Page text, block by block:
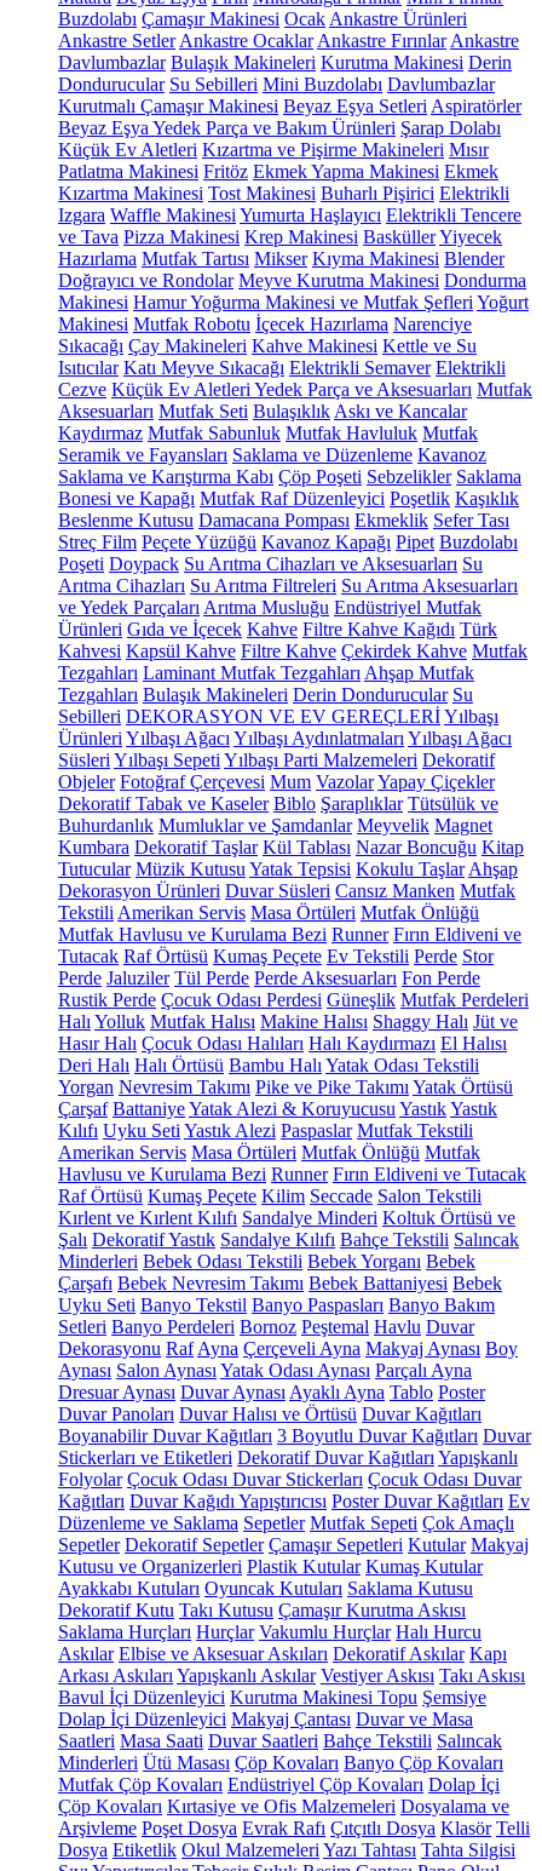
Buzdolabı Çamaşır Makinesi Ocak Ankastre Ürünleri
Ankastre Setler Ankastre Ocaklar Ankastre Fırınlar Ankastre
Davlumbazlar Bulaşık Makineleri Kurutma Makinesi Derin
Dondurucular Su Sebilleri Mini Buzdolabı Davlumbazlar
Kurutmalı Çamaşır Makinesi Beyaz Eşya Setleri Aspiratörler
Beyaz Eşya Yedek Parça ve Bakım Ürünleri Şarap Dolabı
Küçük Ev Aletleri Kızartma ve Pişirme Makineleri Mısır
Patlatma Makinesi Fritöz Ekmek Yapma Makinesi Ekmek
Kızartma Makinesi Tost Makinesi Buharlı Pişirici Elektrikli
Izgara Waffle Makinesi Yumurta Haşlayıcı Elektrikli Tencere
ve Tava Pizza Makinesi Krep Makinesi BasküllerYiyecek
Hazırlama Mutfak Tartısı Mikser Kıyma Makinesi Blender
Doğrayıcı ve Rondolar Meyve Kurutma Makinesi Dondurma
Makinesi Hamur Yoğurma Makinesi ve Mutfak Şefleri Yoğurt
Makinesi Mutfak Robotu İçecek Hazırlama Narenciye
Sıkacağı Çay Makineleri Kahve Makinesi Kettle ve Su
Isıtıcılar Katı Meyve Sıkacağı Elektrikli Semaver Elektrikli
Cezve Küçük Ev Aletleri Yedek Parça ve Aksesuarları Mutfak
Aksesuarları Mutfak Seti Bulaşıklık Askı ve Kancalar
Kaydırmaz Mutfak Sabunluk Mutfak Havluluk Mutfak
Seramik ve Fayansları Saklama ve Düzenleme Kavanoz
Saklama ve Karıştırma Kabı Çöp Poşeti Sebzelikler Saklama
Bonesi ve Kapağı Mutfak Raf Düzenleyici Poşetlik Kaşıklık
Beslenme Kutusu Damacana Pompası Ekmeklik Sefer Tası
Streç Film Peçete Yüzüğü Kavanoz Kapağı Pipet Buzdolabı
Poşeti Doypack Su Arıtma Cihazları ve Aksesuarları Su
Arıtma Cihazları Su Arıtma Filtreleri Su Arıtma Aksesuarları
ve Yedek Parçaları Arıtma Musluğu Endüstriyel Mutfak
Ürünleri Gıda ve İçecek Kahve Filtre Kahve Kağıdı Türk
Kahvesi Kapsül Kahve Filtre Kahve Çekirdek Kahve Mutfak
Tezgahları Laminant Mutfak Tezgahları Ahşap Mutfak
Tezgahları Bulaşık Makineleri Derin Dondurucular Su
Sebilleri DEKORASYON VE EV GEREÇLERİYılbaşı
Ürünleri Yılbaşı Ağacı Yılbaşı Aydınlatmaları Yılbaşı Ağacı
Süsleri Yılbaşı Sepeti Yılbaşı Parti Malzemeleri Dekoratif
Objeler Fotoğraf Çerçevesi Mum VazolarYapay Çiçekler
Dekoratif Tabak ve Kaseler Biblo Şaraplıklar Tütsülük ve
Buhurdanlık Mumluklar ve Şamdanlar Meyvelik Magnet
Kumbara Dekoratif Taşlar Kül Tablası Nazar Boncuğu Kitap
Tutucular Müzik Kutusu Yatak Tepsisi Kokulu Taşlar Ahşap
Dekorasyon Ürünleri Duvar Süsleri Cansız Manken Mutfak
Tekstili Amerikan Servis Masa Örtüleri Mutfak Önlüğü
Mutfak Havlusu ve Kurulama Bezi Runner Fırın Eldiveni ve
Tutacak Raf Örtüsü Kumaş Peçete Ev Tekstili Perde Stor
Perde Jaluziler Tül Perde Perde Aksesuarları Fon Perde
Rustik Perde Çocuk Odası Perdesi Güneşlik Mutfak Perdeleri
Halı Yolluk Mutfak Halısı Makine Halısı Shaggy Halı Jüt ve
Hasır Halı Çocuk Odası Halıları Halı Kaydırmazı El Halısı
Deri Halı Halı Örtüsü Bambu Halı Yatak Odası Tekstili
Yorgan Nevresim Takımı Pike ve Pike Takımı Yatak Örtüsü
Çarşaf BattaniyeYatak Alezi & Koruyucusu YastıkYastık
Kılıfı Uyku Seti Yastık Alezi Paspaslar Mutfak Tekstili
Amerikan Servis Masa Örtüleri Mutfak Önlüğü Mutfak
Havlusu ve Kurulama Bezi Runner Fırın Eldiveni ve Tutacak
Raf Örtüsü Kumaş Peçete Kilim Seccade Salon Tekstili
Kırlent ve Kırlent Kılıfı Sandalye Minderi Koltuk Örtüsü ve
Şalı Dekoratif Yastık Sandalye Kılıfı Bahçe Tekstili Salıncak
Minderleri Bebek Odası Tekstili Bebek Yorganı Bebek
Çarşafı Bebek Nevresim Takımı Bebek Battaniyesi Bebek
Uyku Seti Banyo Tekstil Banyo Paspasları Banyo Bakım
Setleri Banyo Perdeleri Bornoz Peştemal Havlu Duvar
Dekorasyonu Raf Ayna Çerçeveli Ayna Makyaj Aynası Boy
Aynası Salon Aynası Yatak Odası Aynası Parçalı Ayna
Dresuar Aynası Duvar Aynası Ayaklı Ayna Tablo Poster
Duvar Panoları Duvar Halısı ve Örtüsü Duvar Kağıtları
Boyanabilir Duvar Kağıtları 3 Boyutlu Duvar Kağıtları Duvar
Stickerları ve Etiketleri Dekoratif Duvar Kağıtları Yapışkanlı
Folyolar Çocuk Odası Duvar Stickerları Çocuk Odası Duvar
Kağıtları Duvar Kağıdı Yapıştırıcısı Poster Duvar Kağıtları Ev
Düzenleme ve Saklama Sepetler Mutfak Sepeti Çok Amaçlı
Sepetler Dekoratif Sepetler Çamaşır Sepetleri Kutular Makyaj
Kutusu ve Organizerleri Plastik Kutular Kumaş Kutular
Ayakkabı Kutuları Oyuncak Kutuları Saklama Kutusu
Dekoratif Kutu Takı Kutusu Çamaşır Kurutma Askısı
Saklama Hurçları Hurçlar Vakumlu Hurçlar Halı Hurcu
Askılar Elbise ve Aksesuar Askıları Dekoratif Askılar Kapı
Arkası Askıları Yapışkanlı Askılar Vestiyer Askısı Takı Askısı
Bavul İçi Düzenleyici Kurutma Makinesi Topu Şemsiye
Dolap İçi Düzenleyici Makyaj Çantası Duvar ve Masa
Saatleri Masa Saati Duvar Saatleri Bahçe Tekstili Salıncak
Minderleri Ütü Masası Çöp Kovaları Banyo Çöp Kovaları
Mutfak Çöp Kovaları Endüstriyel Çöp Kovaları Dolap İçi
Çöp Kovaları Kırtasiye ve Ofis Malzemeleri Dosyalama ve
Arşivleme Poşet Dosya Evrak Rafı Çıtçıtlı Dosya Klasör Telli
Dosya Etiketlik Okul Malzemeleri Yazı Tahtası Tahta Silgisi